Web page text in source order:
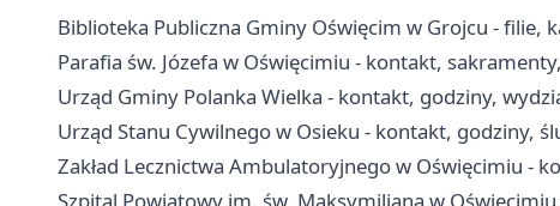
Biblioteka Publiczna Gminy Oświęcim w Grojcu - filie,
Parafia św. Józefa w Oświęcimiu - kontakt,
Urząd Gminy Polanka Wielka - kontakt, godziny,
Urząd Stanu Cywilnego w Osieku - kontakt, godziny,
Zakład Lecznictwa Ambulatoryjnego w Oświęcimiu -